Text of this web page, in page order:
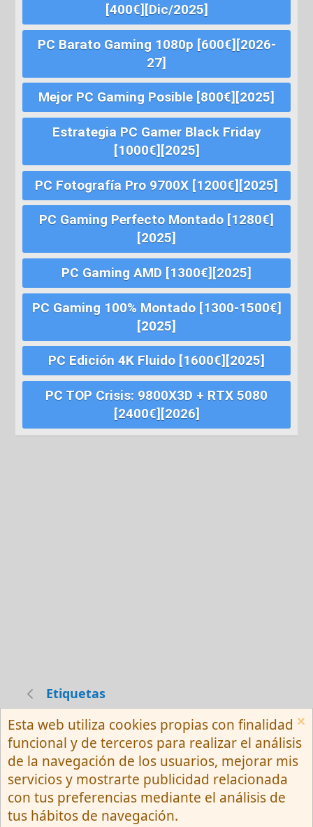
[400€][Dic/2025]
PC Barato Gaming 1080p [600€][2026-
27]
Mejor PC Gaming Posible [800€][2025]
Estrategia PC Gamer Black Friday
[1000€][2025]
PC Fotografía Pro 9700X [1200€][2025]
PC Gaming Perfecto Montado [1280€]
[2025]
PC Gaming AMD [1300€][2025]
PC Gaming 100% Montado [1300-1500€]
[2025]
PC Edición 4K Fluido [1600€][2025]
PC TOP Crisis: 9800X3D + RTX 5080
[2400€][2026]
Etiquetas
Español (Neutro) Tu
Contactarnos
Términos y reglas
Privacy policy
Ayuda
R
S
S
Community platform by XenForo ® © 2010-
2026 XenForo Ltd.
Esta web utiliza cookies propias con finalidad
funcional y de terceros para realizar el análisis
de la navegación de los usuarios, mejorar mis
servicios y mostrarte publicidad relacionada
con tus preferencias mediante el análisis de
tus hábitos de navegación.